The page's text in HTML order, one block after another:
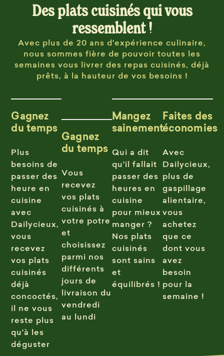
Des plats cuisinés qui vous
ressemblent !
Avec plus de 20 ans d'expérience culinaire,
nous sommes fière de pouvoir toutes les
semaines vous livrer des repas cuisinés, déjà
prêts, à la hauteur de vos besoins !
Gagnez
du temps
Plus
besoins de
passer des
heure en
cuisine
avec
Dailycieux,
vous
recevez
vos plats
cuisinés
déjà
concoctés,
il ne vous
reste plus
qu'à les
déguster
Gagnez
du temps
Vous
recevez
vos plats
cuisinés à
votre potre
et
choisissez
parmi nos
différents
jours de
livraison du
vendredi
au lundi
Mangez
sainement
Qui a dit
qu'il fallait
passer des
heures en
cuisine
pour mieux
manger ?
Nos plats
cuisinés
sont sains
et
équilibrés !
Faites des
économies
Avec
Dailycieux,
plus de
gaspillage
alientaire,
vous
achetez
que ce
dont vous
avez
besoin
pour la
semaine !